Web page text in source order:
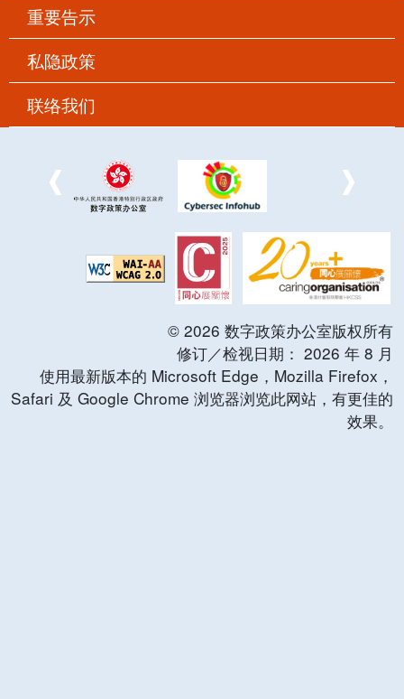
重要告示
私隐政策
联络我们
© 2026 数字政策办公室版权所有
修订／检视日期： 2026 年 8 月
使用最新版本的 Microsoft Edge，Mozilla Firefox，
Safari 及 Google Chrome 浏览器浏览此网站，有更佳的
效果。